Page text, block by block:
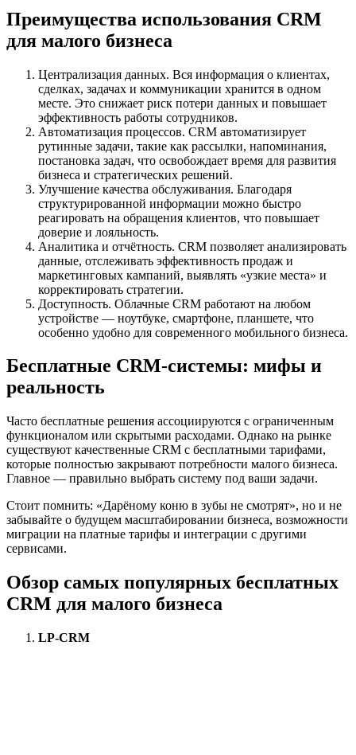
Преимущества использования CRM
для малого бизнеса
Централизация данных. Вся информация о клиентах,
сделках, задачах и коммуникации хранится в одном
месте. Это снижает риск потери данных и повышает
эффективность работы сотрудников.
Автоматизация процессов. CRM автоматизирует
рутинные задачи, такие как рассылки, напоминания,
постановка задач, что освобождает время для развития
бизнеса и стратегических решений.
Улучшение качества обслуживания. Благодаря
структурированной информации можно быстро
реагировать на обращения клиентов, что повышает
доверие и лояльность.
Аналитика и отчётность. CRM позволяет анализировать
данные, отслеживать эффективность продаж и
маркетинговых кампаний, выявлять «узкие места» и
корректировать стратегии.
Доступность. Облачные CRM работают на любом
устройстве — ноутбуке, смартфоне, планшете, что
особенно удобно для современного мобильного бизнеса.
Бесплатные CRM-системы: мифы и
реальность
Часто бесплатные решения ассоциируются с ограниченным
функционалом или скрытыми расходами. Однако на рынке
существуют качественные CRM с бесплатными тарифами,
которые полностью закрывают потребности малого бизнеса.
Главное — правильно выбрать систему под ваши задачи.
Стоит помнить: «Дарёному коню в зубы не смотрят», но и не
забывайте о будущем масштабировании бизнеса, возможности
миграции на платные тарифы и интеграции с другими
сервисами.
Обзор самых популярных бесплатных
CRM для малого бизнеса
LP-CRM